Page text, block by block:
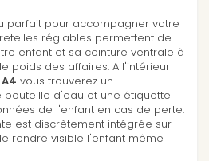
parfait pour accompagner votre
réglables permettent de
enfant et sa ceinture ventrale à
poids des affaires. A l'intérieur
vous trouverez un
d'eau et une étiquette
de l'enfant en cas de perte.
est discrètement intégrée sur
rendre visible l'enfant même